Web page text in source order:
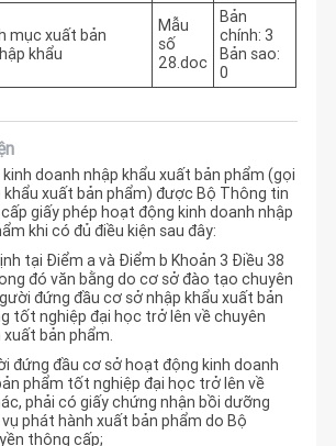
mục xuất bản
khẩu
Mẫu
số
28.doc
Bản
chính: 3
Bản sao:
0
doanh nhập khẩu xuất bản phẩm (gọi
xuất bản phẩm) được Bộ Thông tin
giấy phép hoạt động kinh doanh nhập
khi có đủ điều kiện sau đây:
tại Điểm a và Điểm b Khoản 3 Điều 38
đó văn bằng do cơ sở đào tạo chuyên
đứng đầu cơ sở nhập khẩu xuất bản
tốt nghiệp đại học trở lên về chuyên
bản phẩm.
đứng đầu cơ sở hoạt động kinh doanh
phẩm tốt nghiệp đại học trở lên về
phải có giấy chứng nhận bồi dưỡng
phát hành xuất bản phẩm do Bộ
thông cấp;